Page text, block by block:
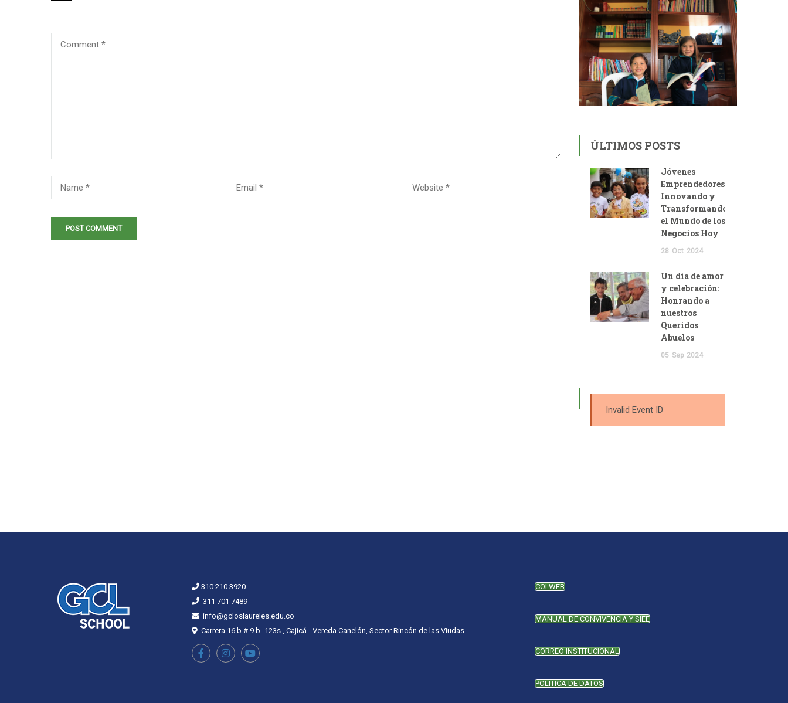
ÚLTIMOS POSTS
Jóvenes
Emprendedores:
Innovando y
Transformando
el Mundo de los
Negocios Hoy
28 Oct 2024
Un día de amor
y celebración:
Honrando a
nuestros
Queridos
Abuelos
05 Sep 2024
Invalid Event ID
310 210 3920
311 701 7489
info@gcloslaureles.edu.co
Carrera 16 b # 9 b -123s , Cajicá - Vereda Canelón, Sector Rincón de las Viudas
COLWEB
MANUAL DE CONVIVENCIA Y SIEE
CORREO INSTITUCIONAL
POLÍTICA DE DATOS